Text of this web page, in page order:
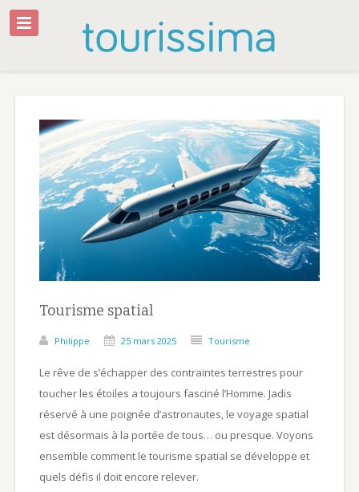
Tourisme spatial
Philippe 25 mars 2025 Tourisme
Le rêve de s’échapper des contraintes terrestres pour
toucher les étoiles a toujours fasciné l’Homme. Jadis
réservé à une poignée d’astronautes, le voyage spatial
est désormais à la portée de tous… ou presque. Voyons
ensemble comment le tourisme spatial se développe et
quels défis il doit encore relever.